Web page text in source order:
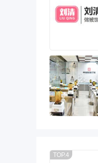
TOP.4